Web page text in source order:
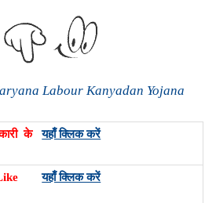
Labour Kanyadan Yojana
के
यहाँ क्लिक करें
यहाँ क्लिक करें